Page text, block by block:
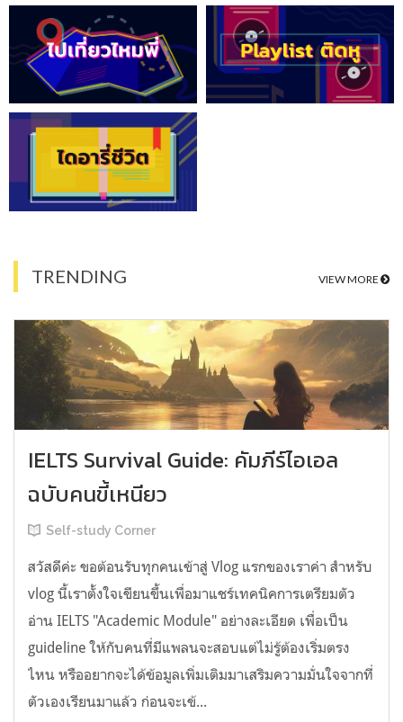
TRENDING VIEW MORE
IELTS Survival Guide: คัมภีร์ไอเอล
ฉบับคนขี้เหนียว
Self-study Corner
สวัสดีค่ะ ขอต้อนรับทุกคนเข้าสู่ Vlog แรกของเราค่า สำหรับ
vlog นี้เราตั้งใจเขียนขึ้นเพื่อมาแชร์เทคนิคการเตรียมตัว
อ่าน IELTS "Academic Module" อย่างละเอียด เพื่อเป็น
guideline ให้กับคนที่มีแพลนจะสอบแต่ไม่รู้ต้องเริ่มตรง
ไหน หรืออยากจะได้ข้อมูลเพิ่มเติมมาเสริมความมั่นใจจากที่
ตัวเองเรียนมาแล้ว ก่อนจะเข้...